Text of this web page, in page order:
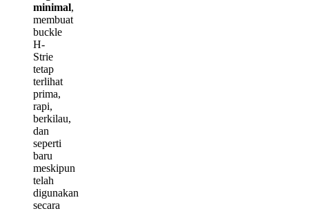
minimal,
membuat
buckle
H-
Strie
tetap
terlihat
prima,
rapi,
berkilau,
dan
seperti
baru
meskipun
telah
digunakan
secara